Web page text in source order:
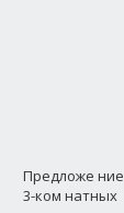
Предложе ние
3-ком натных